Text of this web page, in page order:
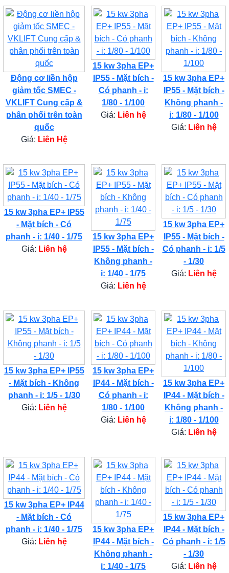
Động cơ liền hộp
giảm tốc SMEC -
VKLIFT Cung cấp &
phân phối trên toàn
quốc
Giá: Liên Hệ
15 kw 3pha EP+
IP55 - Mặt bích -
Có phanh - i:
1/80 - 1/100
Giá: Liên hệ
15 kw 3pha EP+
IP55 - Mặt bích -
Không phanh -
i: 1/80 - 1/100
Giá: Liên hệ
15 kw 3pha EP+ IP55
- Mặt bích - Có
phanh - i: 1/40 - 1/75
Giá: Liên hệ
15 kw 3pha EP+
IP55 - Mặt bích -
Không phanh -
i: 1/40 - 1/75
Giá: Liên hệ
15 kw 3pha EP+
IP55 - Mặt bích -
Có phanh - i: 1/5
- 1/30
Giá: Liên hệ
15 kw 3pha EP+ IP55
- Mặt bích - Không
phanh - i: 1/5 - 1/30
Giá: Liên hệ
15 kw 3pha EP+
IP44 - Mặt bích -
Có phanh - i:
1/80 - 1/100
Giá: Liên hệ
15 kw 3pha EP+
IP44 - Mặt bích -
Không phanh -
i: 1/80 - 1/100
Giá: Liên hệ
15 kw 3pha EP+ IP44
- Mặt bích - Có
phanh - i: 1/40 - 1/75
Giá: Liên hệ
15 kw 3pha EP+
IP44 - Mặt bích -
Không phanh -
i: 1/40 - 1/75
15 kw 3pha EP+
IP44 - Mặt bích -
Có phanh - i: 1/5
- 1/30
Giá: Liên hệ